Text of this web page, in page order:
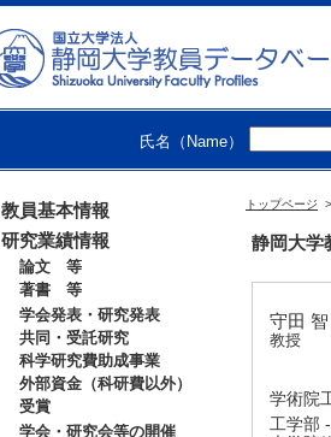
氏名（Name）
教員基本情報
研究業績情報
論文 等
著書 等
学会発表・研究発表
共同・受託研究
科学研究費助成事業
外部資金（科研費以外）
受賞
学会・研究会等の開催
トップページ >
静岡大学
守田 智
教授
学術院
工学部